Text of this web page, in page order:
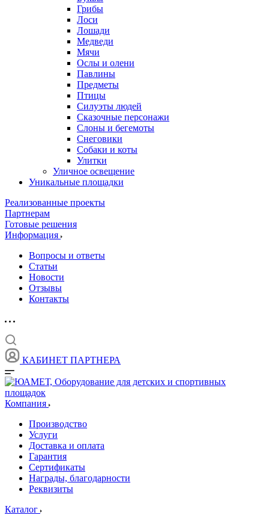
Грибы
Лоси
Лошади
Медведи
Мячи
Ослы и олени
Павлины
Предметы
Птицы
Силуэты людей
Сказочные персонажи
Слоны и бегемоты
Снеговики
Собаки и коты
Улитки
Уличное освещение
Уникальные площадки
Реализованные проекты
Партнерам
Готовые решения
Информация
Вопросы и ответы
Статьи
Новости
Отзывы
Контакты
КАБИНЕТ ПАРТНЕРА
Компания
Производство
Услуги
Доставка и оплата
Гарантия
Сертификаты
Награды, благодарности
Реквизиты
Каталог